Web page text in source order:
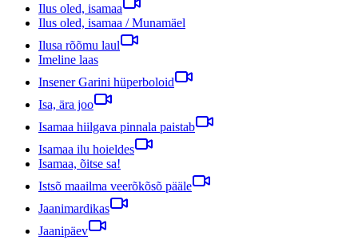
Ilus oled, isamaa
Ilus oled, isamaa / Munamäel
Ilusa rõõmu laul
Imeline laas
Insener Garini hüperboloid
Isa, ära joo
Isamaa hiilgava pinnala paistab
Isamaa ilu hoieldes
Isamaa, õitse sa!
Istsõ maailma veerõkõsõ pääle
Jaanimardikas
Jaanipäev